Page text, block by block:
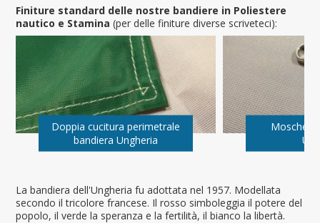
La bandiera dell'Ungheria fu adottata nel 1957. Modellata
secondo il tricolore francese. Il rosso simboleggia il potere del
popolo, il verde la speranza e la fertilità, il bianco la libertà.
Finiture standard delle nostre bandiere in Poliestere
nautico e Stamina(per delle finiture diverse scriveteci):
Doppia cucitura perimetrale
bandiera Ungheria